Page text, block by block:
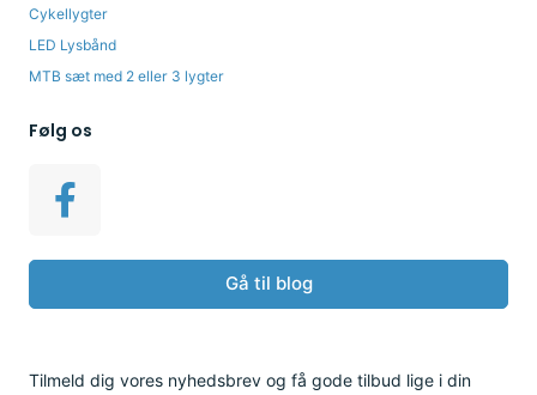
Cykellygter
LED Lysbånd
MTB sæt med 2 eller 3 lygter
Følg os
Gå til blog
Tilmeld dig vores nyhedsbrev og få gode tilbud lige i din